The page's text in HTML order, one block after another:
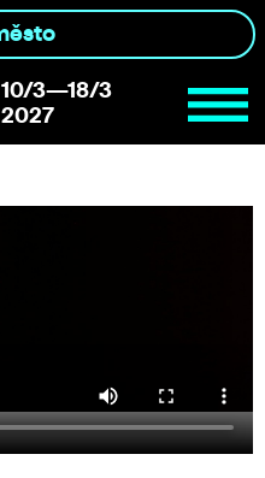
10/3—18/3
2027